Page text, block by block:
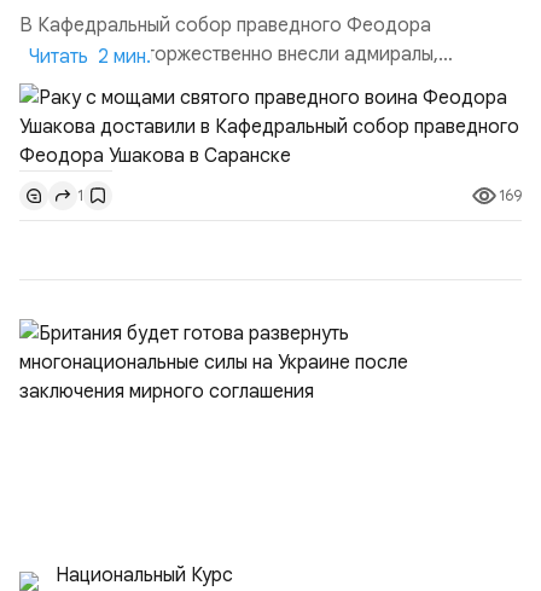
В Кафедральный собор праведного Феодора
Ушакова раку торжественно внесли адмиралы,
участвовавшие в канонизации святого праведного
воина Феодора Ушакова 25 лет назад:Адмирал
Владимир Прокофьевич Валуев, командующий
Балтийским флотом ВМФ России (2001–2006
гг.);Адмирал Владимир Петрович Комоедов,
командующий Черноморским флотом ВМФ России
Читать 2 мин.
1 169
Национальный Курс